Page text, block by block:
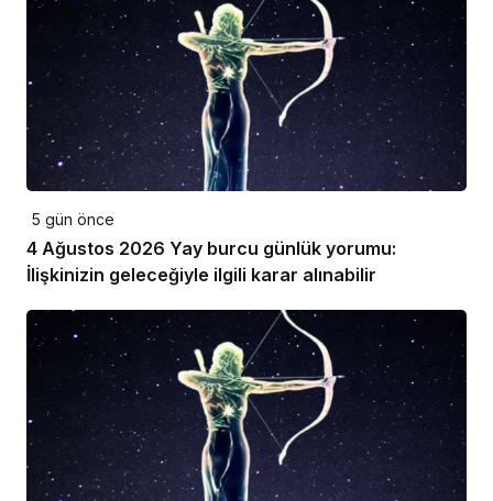
5 gün önce
4 Ağustos 2026 Yay burcu günlük yorumu:
İlişkinizin geleceğiyle ilgili karar alınabilir